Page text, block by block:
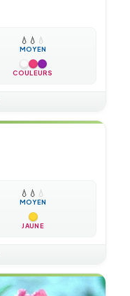
💧 💧 💧
MOYEN
COULEURS
💧 💧 💧
MOYEN
JAUNE